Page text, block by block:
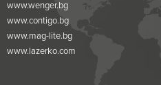
www.wenger.bg
www.contigo.bg
www.mag-lite.bg
www.lazerko.com